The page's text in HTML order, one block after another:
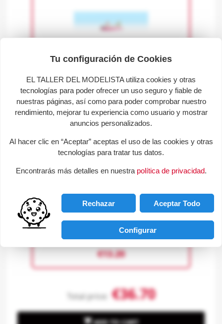
€11.20
+
Sailing boat.
€13.20
Total price: €36.70
ADD TO CART
Tu configuración de Cookies
EL TALLER DEL MODELISTA utiliza cookies y otras
tecnologías para poder ofrecer un uso seguro y fiable de
nuestras páginas, así como para poder comprobar nuestro
rendimiento, mejorar tu experiencia como usuario y mostrar
anuncios personalizados.
Al hacer clic en “Aceptar” aceptas el uso de las cookies y otras
tecnologías para tratar tus datos.
Encontrarás más detalles en nuestra política de privacidad.
Aceptar Todo
Configurar
Rechazar